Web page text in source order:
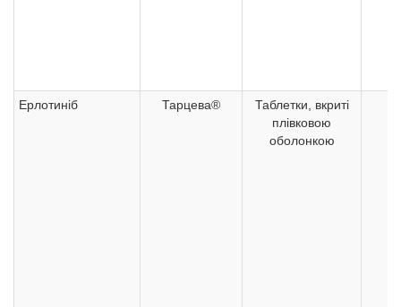
Ерлотиніб Тарцева®
Таблетки, вкриті
плівковою
оболонкою